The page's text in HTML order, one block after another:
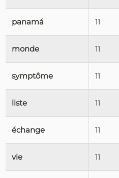
panamá 11
monde 11
symptôme 11
liste 11
échange 11
vie 11